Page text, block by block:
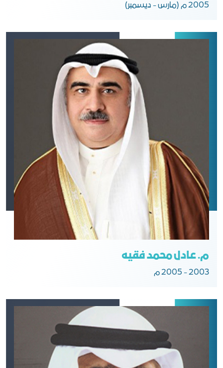
2005 م (مارس - ديسمبر)
م. عادل محمد فقيه
2003 - 2005 م